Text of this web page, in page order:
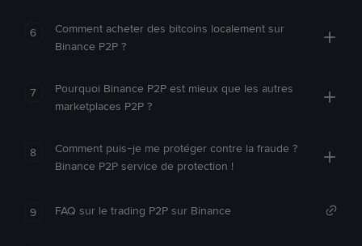
6
Comment acheter des bitcoins localement sur
Binance P2P ?
7
Pourquoi Binance P2P est mieux que les autres
marketplaces P2P ?
8
Comment puis-je me protéger contre la fraude ?
Binance P2P service de protection !
9 FAQ sur le trading P2P sur Binance